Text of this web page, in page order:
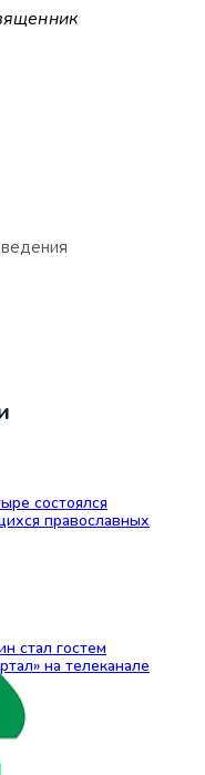
состоялся
православных
стал гостем
на телеканале